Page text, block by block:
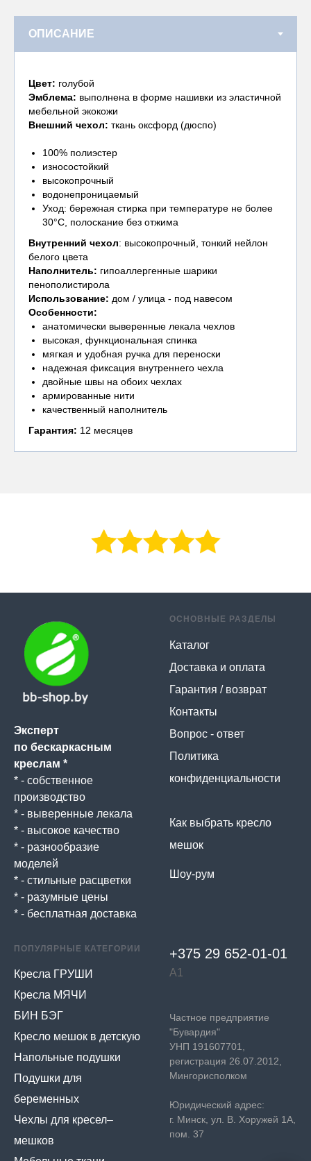
Цвет: голубой
Эмблема: выполнена в форме нашивки из эластичной
мебельной экокожи
Внешний чехол: ткань оксфорд (дюспо)
100% полиэстер
износостойкий
высокопрочный
водонепроницаемый
Уход: бережная стирка при температуре не более
30°С, полоскание без отжима
Внутренний чехол: высокопрочный, тонкий нейлон
белого цвета
Наполнитель: гипоаллергенные шарики
пенополистирола
Использование: дом / улица - под навесом
Особенности:
анатомически выверенные лекала чехлов
высокая, функциональная спинка
мягкая и удобная ручка для переноски
надежная фиксация внутреннего чехла
двойные швы на обоих чехлах
армированные нити
качественный наполнитель
Гарантия: 12 месяцев
Эксперт
по бескаркасным
креслам *
* - собственное
производство
* - выверенные лекала
* - высокое качество
* - разнообразие
моделей
* - стильные расцветки
* - разумные цены
* - бесплатная доставка
ОСНОВНЫЕ РАЗДЕЛЫ
Каталог
Доставка и оплата
Гарантия / возврат
Контакты
Вопрос - ответ
Политика
конфиденциальности
Как выбрать кресло
мешок
Шоу-рум
ПОПУЛЯРНЫЕ КАТЕГОРИИ
Кресла ГРУШИ
Кресла МЯЧИ
БИН БЭГ
Кресло мешок в детскую
Напольные подушки
Подушки для
беременных
Чехлы для кресел–
мешков
+375 29 652-01-01
А1
Частное предприятие
"Бувардия"
УНП 191607701,
регистрация 26.07.2012,
Мингорисполком
Юридический адрес:
г. Минск, ул. В. Хоружей 1А,
пом. 37